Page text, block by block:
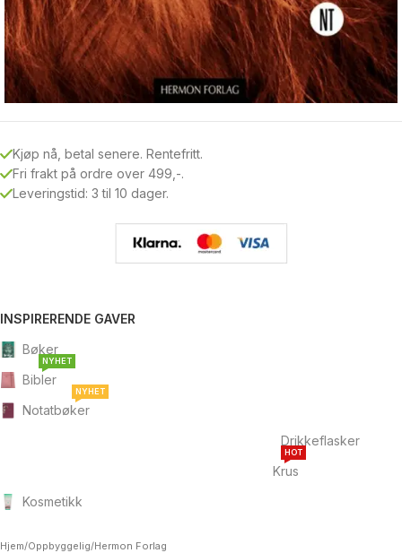
Kjøp nå, betal senere. Rentefritt.
Fri frakt på ordre over 499,-.
Leveringstid: 3 til 10 dager.
INSPIRERENDE GAVER
Bøker
Bibler
NYHET
Notatbøker
NYHET
Drikkeflasker
Krus
HOT
Kosmetikk
Hjem/Oppbyggelig/Hermon Forlag